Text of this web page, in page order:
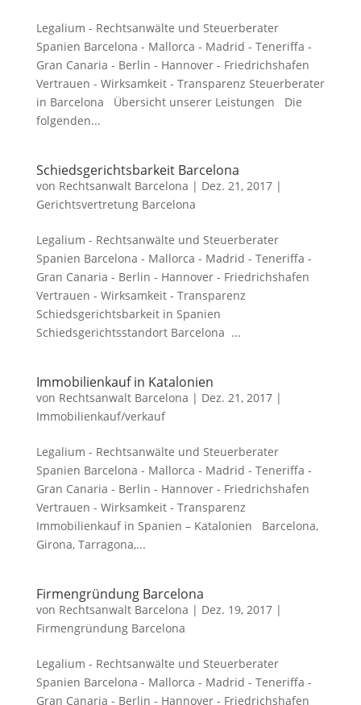
Legalium - Rechtsanwälte und Steuerberater
Spanien Barcelona - Mallorca - Madrid - Teneriffa -
Gran Canaria - Berlin - Hannover - Friedrichshafen
Vertrauen - Wirksamkeit - Transparenz Steuerberater
in Barcelona Übersicht unserer Leistungen Die
folgenden...
Schiedsgerichtsbarkeit Barcelona
von Rechtsanwalt Barcelona | Dez. 21, 2017|
Gerichtsvertretung Barcelona
Legalium - Rechtsanwälte und Steuerberater
Spanien Barcelona - Mallorca - Madrid - Teneriffa -
Gran Canaria - Berlin - Hannover - Friedrichshafen
Vertrauen - Wirksamkeit - Transparenz
Schiedsgerichtsbarkeit in Spanien
Schiedsgerichtsstandort Barcelona ...
Immobilienkauf in Katalonien
von Rechtsanwalt Barcelona | Dez. 21, 2017|
Immobilienkauf/verkauf
Legalium - Rechtsanwälte und Steuerberater
Spanien Barcelona - Mallorca - Madrid - Teneriffa -
Gran Canaria - Berlin - Hannover - Friedrichshafen
Vertrauen - Wirksamkeit - Transparenz
Immobilienkauf in Spanien – Katalonien Barcelona,
Girona, Tarragona,...
Firmengründung Barcelona
von Rechtsanwalt Barcelona | Dez. 19, 2017|
Firmengründung Barcelona
Legalium - Rechtsanwälte und Steuerberater
Spanien Barcelona - Mallorca - Madrid - Teneriffa -
Gran Canaria - Berlin - Hannover - Friedrichshafen